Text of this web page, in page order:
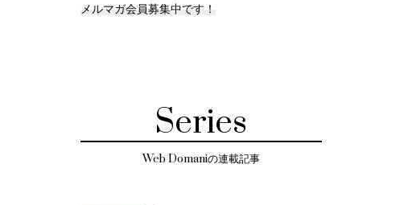
メルマガ会員募集中です！
Series
Web Domaniの連載記事